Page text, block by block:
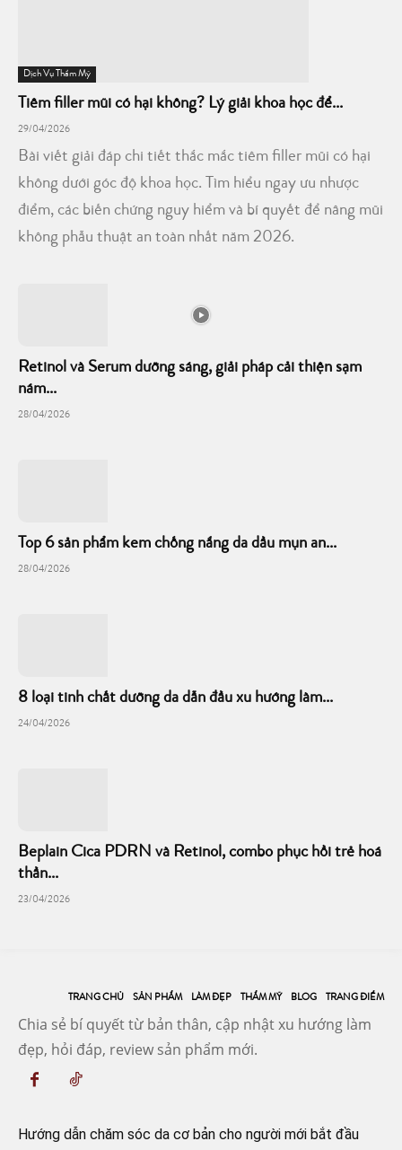
Dịch Vụ Thẩm Mỹ
Tiêm filler mũi có hại không? Lý giải khoa học để...
29/04/2026
Bài viết giải đáp chi tiết thắc mắc tiêm filler mũi có hại
không dưới góc độ khoa học. Tìm hiểu ngay ưu nhược
điểm, các biến chứng nguy hiểm và bí quyết để nâng mũi
không phẫu thuật an toàn nhất năm 2026.
Retinol và Serum dưỡng sáng, giải pháp cải thiện sạm
nám...
28/04/2026
Top 6 sản phẩm kem chống nắng da dầu mụn an...
28/04/2026
8 loại tinh chất dưỡng da dẫn đầu xu hướng làm...
24/04/2026
Beplain Cica PDRN và Retinol, combo phục hồi trẻ hoá
thần...
23/04/2026
TRANG CHỦ SẢN PHẨM LÀM ĐẸP THẨM MỸ BLOG TRANG ĐIỂM
Chia sẻ bí quyết từ bản thân, cập nhật xu hướng làm
đẹp, hỏi đáp, review sản phẩm mới.
Hướng dẫn chăm sóc da cơ bản cho người mới bắt đầu